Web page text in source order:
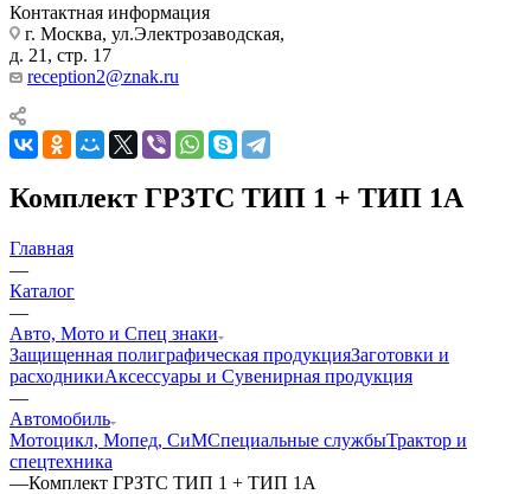
Контактная информация
г. Москва, ул.Электрозаводская,
д. 21, стр. 17
reception2@znak.ru
Комплект ГРЗТС ТИП 1 + ТИП 1А
Главная
—
Каталог
—
Авто, Мото и Спец знаки
Защищенная полиграфическая продукцияЗаготовки и
расходникиАксессуары и Сувенирная продукция
—
Автомобиль
Мотоцикл, Мопед, СиМСпециальные службыТрактор и
спецтехника
—Комплект ГРЗТС ТИП 1 + ТИП 1А